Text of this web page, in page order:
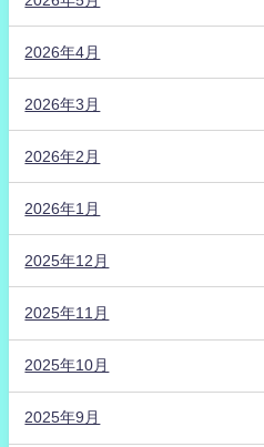
2026年4月
2026年3月
2026年2月
2026年1月
2025年12月
2025年11月
2025年10月
2025年9月